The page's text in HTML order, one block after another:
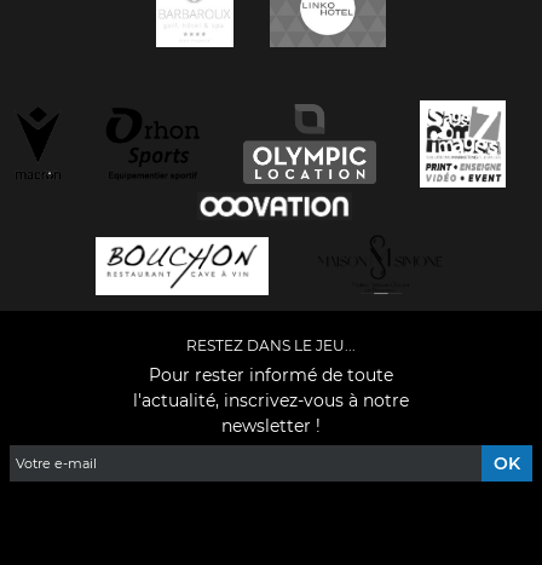
RESTEZ DANS LE JEU...
Pour rester informé de toute
l'actualité, inscrivez-vous à notre
newsletter !